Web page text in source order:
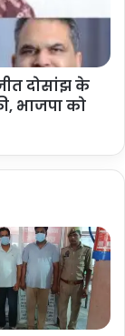
दोसांझ के
भाजपा को